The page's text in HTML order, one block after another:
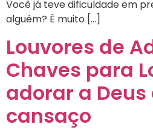
Você já teve dificuldade em
alguém? É muito […]
Louvores de
Chaves para
adorar a
cansaço